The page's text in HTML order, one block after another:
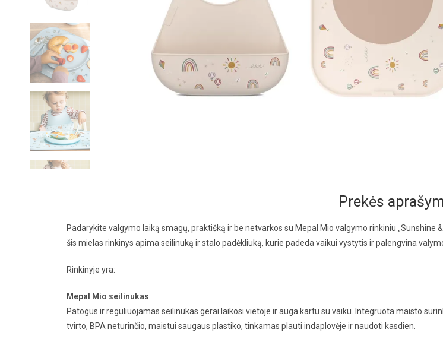
Prekės
Padarykite valgymo laiką smagų, praktišką ir be netvarkos su Mepal Mio valgymo rinkiniu
šis mielas rinkinys apima seilinuką ir stalo padėkliuką, kurie padeda vaikui vystytis ir palengvina
Rinkinyje yra:
Mepal Mio seilinukas
Patogus ir reguliuojamas seilinukas gerai laikosi vietoje ir auga kartu su vaiku. Integruota maisto
tvirto, BPA neturinčio, maistui saugaus plastiko, tinkamas plauti indaplovėje ir naudoti kasdien.